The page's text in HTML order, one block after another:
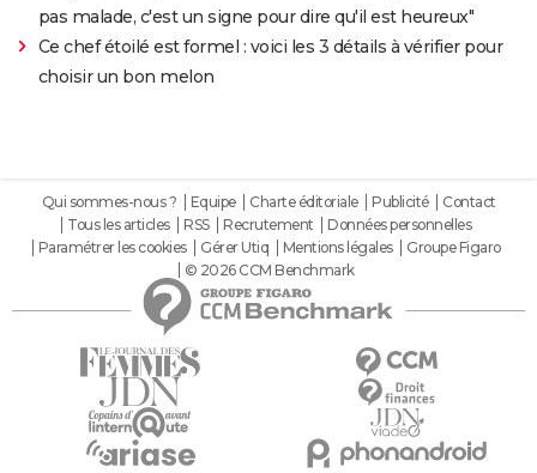
pas malade, c'est un signe pour dire qu'il est heureux"
Ce chef étoilé est formel : voici les 3 détails à vérifier pour
choisir un bon melon
Qui sommes-nous ? Equipe Charte éditoriale Publicité
Contact
Tous les articles
RSS Recrutement
Données personnelles
Paramétrer les cookies
Gérer Utiq Mentions légales
Groupe Figaro
© 2026 CCM Benchmark